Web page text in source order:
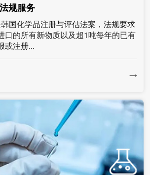
规服务
国化学品注册与评估法案，法规要求
口的所有新物质以及超1吨每年的已有
或注册...